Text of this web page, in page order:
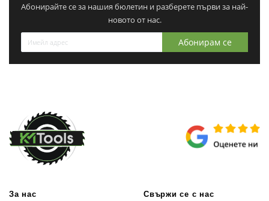
Абонирайте се за нашия бюлетин и разберете първи за най-
новото от нас.
Абонирам се
За нас
Свържи се с нас